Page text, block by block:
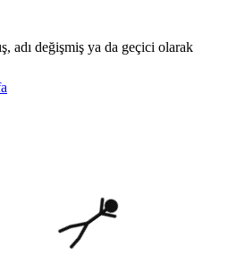
adı değişmiş ya da geçici olarak